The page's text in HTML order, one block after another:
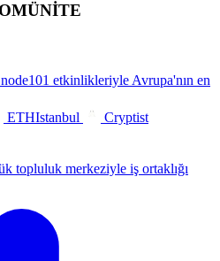
node101 etkinlikleriyle Avrupa'nın en
ETHIstanbul Cryptist
topluluk merkeziyle iş ortaklığı